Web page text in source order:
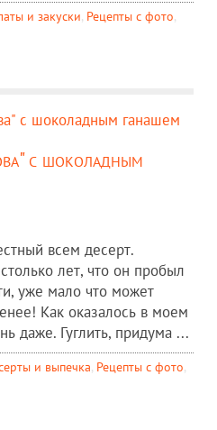
и закуски, Рецепты c фото,
с шоколадным
всем десерт.
лет, что он пробыл
уже мало что может
Как оказалось в моем
даже. Гуглить, придума ...
и выпечка, Рецепты c фото,